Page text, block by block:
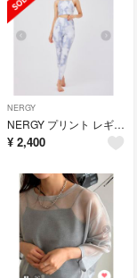
NERGY
NERGY プリント レギンス
¥ 2,400